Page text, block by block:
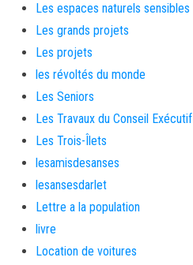
Les espaces naturels sensibles
Les grands projets
Les projets
les révoltés du monde
Les Seniors
Les Travaux du Conseil Exécutif
Les Trois-Îlets
lesamisdesanses
lesansesdarlet
Lettre a la population
livre
Location de voitures